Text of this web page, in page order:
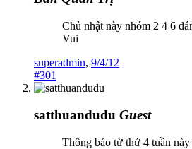
Chủ nhật này nhóm 2 4 6
Vui
superadmin, 9/4/12
#301
satthuandudu Guest
Thông báo từ thứ 4 tuần